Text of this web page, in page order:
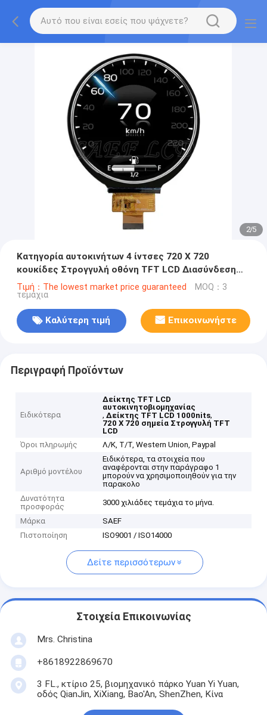
2/5
Κατηγορία αυτοκινήτων 4 ίντσες 720 X 720
κουκίδες Στρογγυλή οθόνη TFT LCD Διασύνδεση
MIPI 1000nits
Τιμή：The lowest market price guaranteed MOQ：3
τεμάχια
Καλύτερη τιμή Επικοινωνήστε
Περιγραφή Προϊόντων
Ειδικότερα
Δείκτης TFT LCD
αυτοκινητοβιομηχανίας
,Δείκτης TFT LCD 1000nits,
720 X 720 σημεία Στρογγυλή TFT
LCD
Όροι πληρωμής
Λ/Κ, Τ/Τ, Western Union, Paypal
Αριθμό μοντέλου
Ειδικότερα, τα στοιχεία που
αναφέρονται στην παράγραφο 1
μπορούν να χρησιμοποιηθούν για την
παρακολο
Δυνατότητα
προσφοράς
3000 χιλιάδες τεμάχια το μήνα.
Μάρκα
SAEF
Πιστοποίηση
ISO9001 / ISO14000
Δείτε περισσότερων
Στοιχεία Επικοινωνίας
Mrs. Christina
+8618922869670
3 FL., κτίριο 25, βιομηχανικό πάρκο Yuan Yi Yuan,
οδός QianJin, XiXiang, Bao'An, ShenZhen, Κίνα